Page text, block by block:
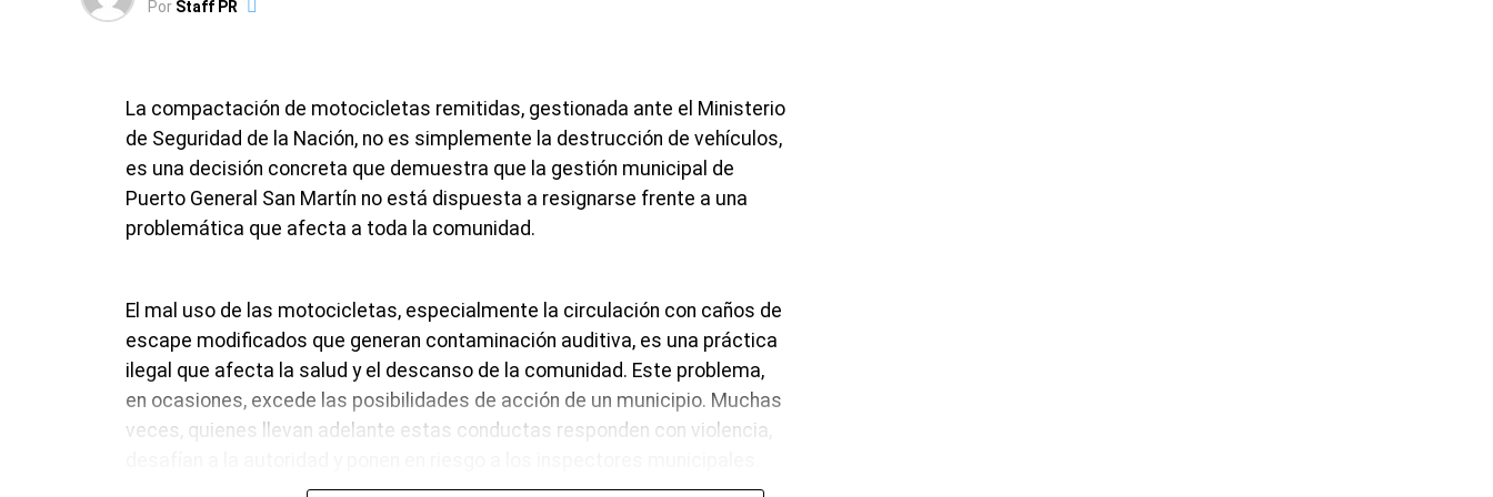
Los nomencladores colocados son categoría premium, de chapa
galvanizada de 2 mm, vinilo reflectivo con protección antigraffiti y
garantía mínima de 10 años.
urbana y periurbana, mejorar la visibilidad nocturna, y la
visibilidad en condiciones climáticas adversas, optimizar la
orientación y circulación vehicular, reduciendo riesgos de
accidentes en accesos e intersecciones al incorporar tecnología
solar autónoma para refuerzo visual y modernizando la
Por Staff PR
La compactación de motocicletas remitidas, gestionada ante el Ministerio
de Seguridad de la Nación, no es simplemente la destrucción de vehículos,
es una decisión concreta que demuestra que la gestión municipal de
Puerto General San Martín no está dispuesta a resignarse frente a una
problemática que afecta a toda la comunidad.
El mal uso de las motocicletas, especialmente la circulación con caños de
escape modificados que generan contaminación auditiva, es una práctica
ilegal que afecta la salud y el descanso de la comunidad. Este problema,
en ocasiones, excede las posibilidades de acción de un municipio. Muchas
veces, quienes llevan adelante estas conductas responden con violencia,
Esta es una realidad que requiere el compromiso de todos los niveles del